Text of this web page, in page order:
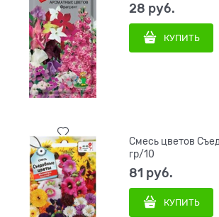
28 руб.
КУПИТЬ
Смесь цветов
гр/10
81 руб.
КУПИТЬ